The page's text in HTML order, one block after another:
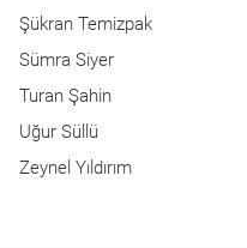
Şükran Temizpak
Sümra Siyer
Turan Şahin
Uğur Süllü
Zeynel Yıldırım